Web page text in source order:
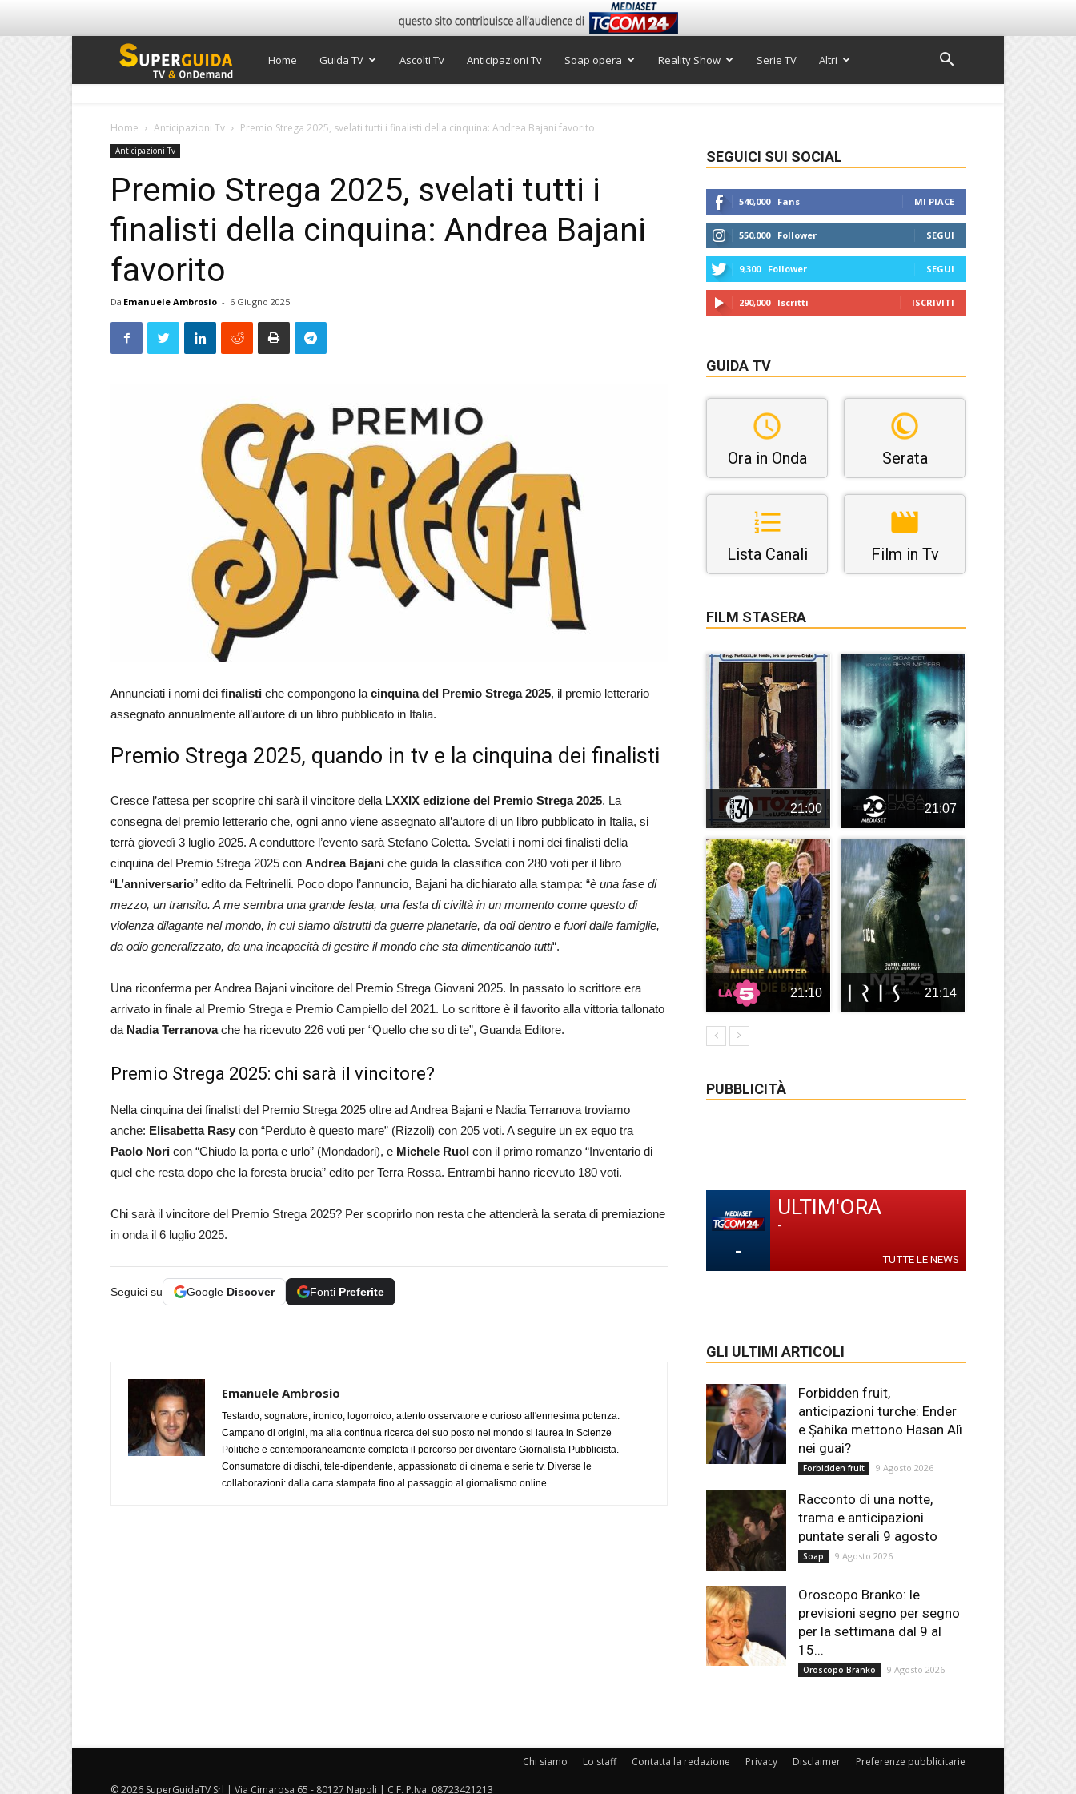
Super
Home Guida TV Ascolti Tv Anticipazioni Tv Soap opera Reality Show Serie TV Altri
Home Anticipazioni Tv Premio Strega 2025, svelati tutti i finalisti della cinquina: Andrea Bajani favorito
Anticipazioni Tv
Premio Strega 2025, svelati tutti i
finalisti della cinquina: Andrea Bajani
favorito
Da Emanuele Ambrosio - 6 Giugno 2025
Annunciati i nomi dei finalisti che compongono la cinquina del Premio Strega 2025, il premio letterario
assegnato annualmente all’autore di un libro pubblicato in Italia.
Premio Strega 2025, quando in tv e la cinquina dei finalisti
Cresce l’attesa per scoprire chi sarà il vincitore della LXXIX edizione del Premio Strega 2025. La
consegna del premio letterario che, ogni anno viene assegnato all’autore di un libro pubblicato in Italia, si
terrà giovedì 3 luglio 2025. A conduttore l’evento sarà Stefano Coletta. Svelati i nomi dei finalisti della
cinquina del Premio Strega 2025 con Andrea Bajani che guida la classifica con 280 voti per il libro
“L’anniversario” edito da Feltrinelli. Poco dopo l’annuncio, Bajani ha dichiarato alla stampa: “è una fase di
mezzo, un transito. A me sembra una grande festa, una festa di civiltà in un momento come questo di
violenza dilagante nel mondo, in cui siamo distrutti da guerre planetarie, da odi dentro e fuori dalle famiglie,
da odio generalizzato, da una incapacità di gestire il mondo che sta dimenticando tutti“.
Una riconferma per Andrea Bajani vincitore del Premio Strega Giovani 2025. In passato lo scrittore era
arrivato in finale al Premio Strega e Premio Campiello del 2021. Lo scrittore è il favorito alla vittoria tallonato
da Nadia Terranovache ha ricevuto 226 voti per “Quello che so di te”, Guanda Editore.
Premio Strega 2025: chi sarà il vincitore?
Nella cinquina dei finalisti del Premio Strega 2025 oltre ad Andrea Bajani e Nadia Terranova troviamo
anche: Elisabetta Rasy con “Perduto è questo mare” (Rizzoli) con 205 voti. A seguire un ex equo tra
Paolo Nori con “Chiudo la porta e urlo” (Mondadori), e Michele Ruol con il primo romanzo “Inventario di
quel che resta dopo che la foresta brucia” edito per Terra Rossa. Entrambi hanno ricevuto 180 voti.
Chi sarà il vincitore del Premio Strega 2025? Per scoprirlo non resta che attenderà la serata di premiazione
in onda il 6 luglio 2025.
Seguici su Google Discover Fonti Preferite
Emanuele Ambrosio
Testardo, sognatore, ironico, logorroico, attento osservatore e curioso all'ennesima potenza.
Campano di origini, ma alla continua ricerca del suo posto nel mondo si laurea in Scienze
Politiche e contemporaneamente completa il percorso per diventare Giornalista Pubblicista.
Consumatore di dischi, tele-dipendente, appassionato di cinema e serie tv. Diverse le
collaborazioni: dalla carta stampata fino al passaggio al giornalismo online.
SEGUICI SUI SOCIAL
540,000 Fans MI PIACE
550,000 Follower SEGUI
9,300 Follower SEGUI
290,000 Iscritti ISCRIVITI
GUIDA TV
Ora in Onda Serata
Lista Canali Film in Tv
FILM STASERA
21:00 21:07
21:10 21:14
PUBBLICITÀ
-
ULTIM'ORA
-
TUTTE LE NEWS
GLI ULTIMI ARTICOLI
Forbidden fruit,
anticipazioni turche: Ender
e Şahika mettono Hasan Alì
nei guai?
Forbidden fruit 9 Agosto 2026
Racconto di una notte,
trama e anticipazioni
puntate serali 9 agosto
Soap 9 Agosto 2026
Oroscopo Branko: le
previsioni segno per segno
per la settimana dal 9 al
15...
Oroscopo Branko 9 Agosto 2026
Chi siamo Lo staff Contatta la redazione Privacy Disclaimer Preferenze pubblicitarie
© 2026 SuperGuidaTV Srl | Via Cimarosa 65 - 80127 Napoli | C.F. P.Iva: 08723421213